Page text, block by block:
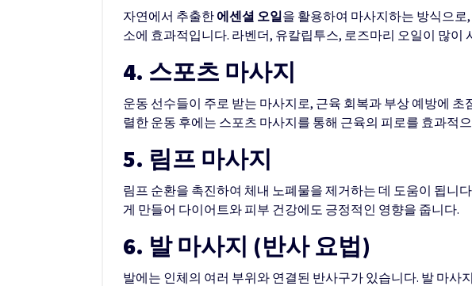
자연에서 추출한 에센셜 오일을 활용하여 마사지하는 방식으로
소에 효과적입니다. 라벤더, 유칼립투스, 로즈마리 오일이 많이
4. 스포츠 마사지
운동 선수들이 주로 받는 마사지로, 근육 회복과 부상 예방에 초
렬한 운동 후에는 스포츠 마사지를 통해 근육의 피로를 효과적
5. 림프 마사지
림프 순환을 촉진하여 체내 노폐물을 제거하는 데 도움이 됩니
게 만들어 다이어트와 피부 건강에도 긍정적인 영향을 줍니다.
6. 발 마사지 (반사 요법)
발에는 인체의 여러 부위와 연결된 반사구가 있습니다. 발 마사